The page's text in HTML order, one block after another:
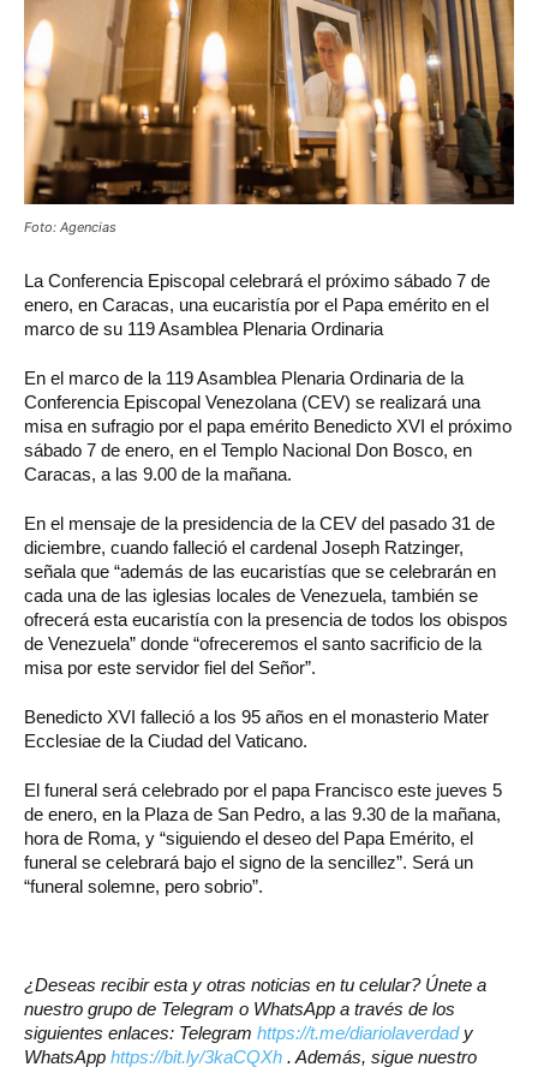
Foto: Agencias
La Conferencia Episcopal celebrará el próximo sábado 7 de
enero, en Caracas, una eucaristía por el Papa emérito en el
marco de su 119 Asamblea Plenaria Ordinaria
En el marco de la 119 Asamblea Plenaria Ordinaria de la
Conferencia Episcopal Venezolana (CEV) se realizará una
misa en sufragio por el papa emérito Benedicto XVI el próximo
sábado 7 de enero, en el Templo Nacional Don Bosco, en
Caracas, a las 9.00 de la mañana.
En el mensaje de la presidencia de la CEV del pasado 31 de
diciembre, cuando falleció el cardenal Joseph Ratzinger,
señala que “además de las eucaristías que se celebrarán en
cada una de las iglesias locales de Venezuela, también se
ofrecerá esta eucaristía con la presencia de todos los obispos
de Venezuela” donde “ofreceremos el santo sacrificio de la
misa por este servidor fiel del Señor”.
Benedicto XVI falleció a los 95 años en el monasterio Mater
Ecclesiae de la Ciudad del Vaticano.
El funeral será celebrado por el papa Francisco este jueves 5
de enero, en la Plaza de San Pedro, a las 9.30 de la mañana,
hora de Roma, y “siguiendo el deseo del Papa Emérito, el
funeral se celebrará bajo el signo de la sencillez”. Será un
“funeral solemne, pero sobrio”.
¿Deseas recibir esta y otras noticias en tu celular? Únete a
nuestro grupo de Telegram o WhatsApp a través de los
siguientes enlaces: Telegram https://t.me/diariolaverdady
WhatsApp https://bit.ly/3kaCQXh . Además, sigue nuestro